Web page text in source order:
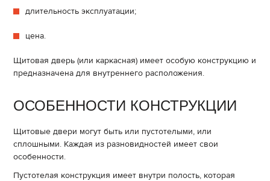
длительность эксплуатации;
цена.
Щитовая дверь (или каркасная) имеет особую конструкцию и
предназначена для внутреннего расположения.
ОСОБЕННОСТИ КОНСТРУКЦИИ
Щитовые двери могут быть или пустотелыми, или
сплошными. Каждая из разновидностей имеет свои
особенности.
Пустотелая конструкция имеет внутри полость, которая